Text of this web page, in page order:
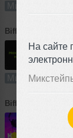
На сайте
Микс
Biffer
46:46
Микс В
Biffer